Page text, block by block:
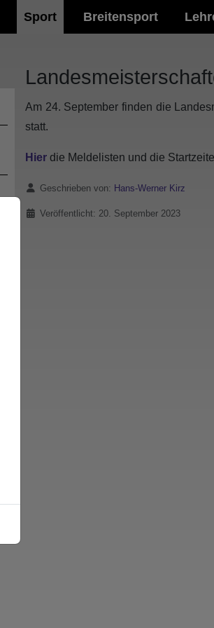
Sport Breitensport
Am 24. September finden die
statt.
Hier die Meldelisten und die
DetailsGeschrieben von: Hans-Werner Kirz
Veröffentlicht: 20. September 2023